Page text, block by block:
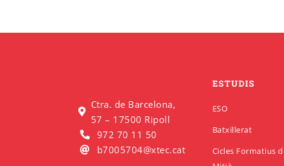
Ctra. de Barcelona,
57 – 17500 Ripoll
972 70 11 50
b7005704@xtec.cat
ESTUDIS
ESO
Batxillerat
Cicles Formatius